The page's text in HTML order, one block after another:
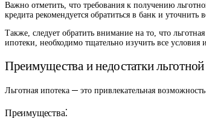
Важно отметить, что требования к получению
кредита рекомендуется обратиться в банк и уточнить
Также, следует обратить внимание на то, что
ипотеки, необходимо тщательно изучить все
Преимущества и недостатки
Льготная ипотека ─ это привлекательная
Преимущества⁚